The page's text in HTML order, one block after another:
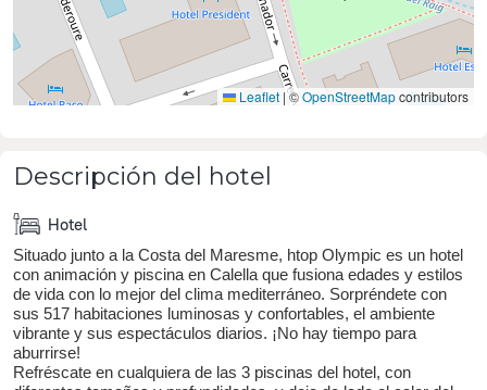
Leaflet |©OpenStreetMapcontributors
Descripción del hotel
Hotel
Situado junto a la Costa del Maresme, htop Olympic es un hotel
con animación y piscina en Calella que fusiona edades y estilos
de vida con lo mejor del clima mediterráneo. Sorpréndete con
sus 517 habitaciones luminosas y confortables, el ambiente
vibrante y sus espectáculos diarios. ¡No hay tiempo para
aburrirse!
Refréscate en cualquiera de las 3 piscinas del hotel, con